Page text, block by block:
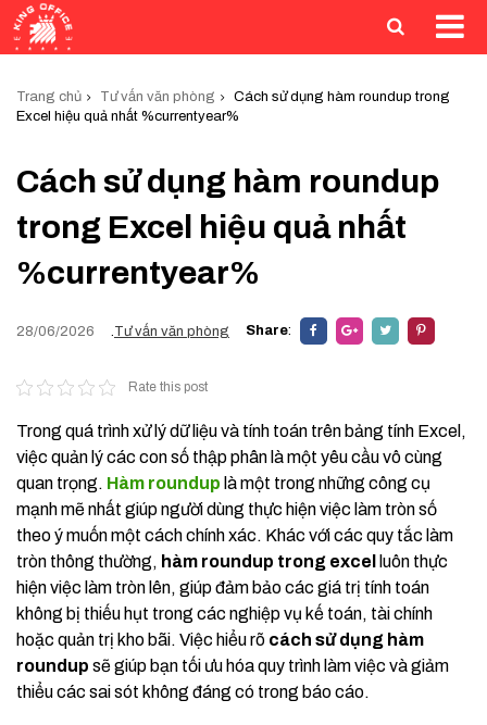
Trang chủ Tư vấn văn phòng
Cách sử dụng hàm roundup trong
Excel hiệu quả nhất %currentyear%
Cách sử dụng hàm roundup
trong Excel hiệu quả nhất
%currentyear%
28/06/2026 Tư vấn văn phòng Share:
Rate this post
Trong quá trình xử lý dữ liệu và tính toán trên bảng tính Excel,
việc quản lý các con số thập phân là một yêu cầu vô cùng
quan trọng. Hàm roundup là một trong những công cụ
mạnh mẽ nhất giúp người dùng thực hiện việc làm tròn số
theo ý muốn một cách chính xác. Khác với các quy tắc làm
tròn thông thường, hàm roundup trong excel
luôn thực
hiện việc làm tròn lên, giúp đảm bảo các giá trị tính toán
không bị thiếu hụt trong các nghiệp vụ kế toán, tài chính
hoặc quản trị kho bãi. Việc hiểu rõ cách sử dụng hàm
roundup sẽ giúp bạn tối ưu hóa quy trình làm việc và giảm
thiểu các sai sót không đáng có trong báo cáo.